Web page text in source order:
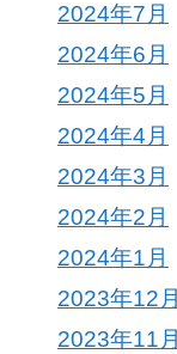
2024年7月
2024年6月
2024年5月
2024年4月
2024年3月
2024年2月
2024年1月
2023年12月
2023年11月